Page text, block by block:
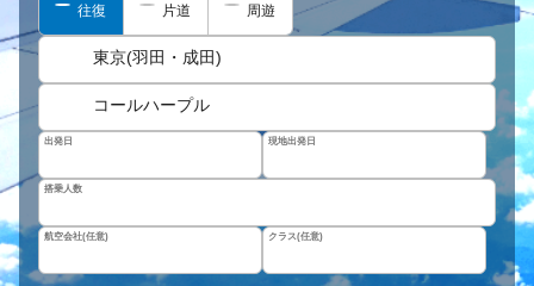
往復 片道 周遊
東京(羽田・成田)
コールハープル
出発日 現地出発日
搭乗人数
航空会社(任意) クラス(任意)